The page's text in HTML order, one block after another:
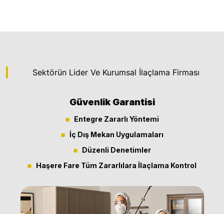
Sektörün Lider Ve Kurumsal İlaçlama Firması
Güvenlik Garantisi
Entegre Zararlı Yöntemi
İç Dış Mekan Uygulamaları
Düzenli Denetimler
Haşere Fare Tüm Zararlılara İlaçlama Kontrol